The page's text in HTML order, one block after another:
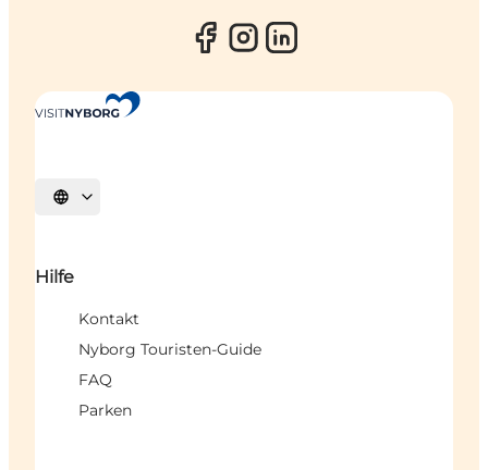
Sprache auswählen
Hilfe
Kontakt
Nyborg Touristen-Guide
FAQ
Parken